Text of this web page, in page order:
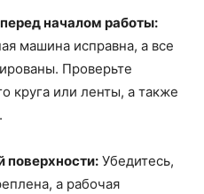
началом работы:
машина исправна, а все
Проверьте
круга или ленты, а также
поверхности: Убедитесь,
а рабочая